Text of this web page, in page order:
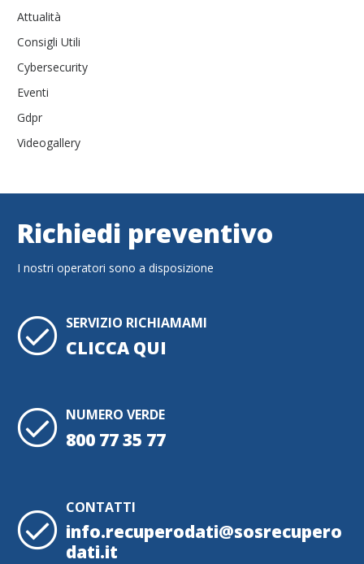
Attualità
Consigli Utili
Cybersecurity
Eventi
Gdpr
Videogallery
Richiedi preventivo
I nostri operatori sono a disposizione
SERVIZIO RICHIAMAMI
CLICCA QUI
NUMERO VERDE
800 77 35 77
CONTATTI
info.recuperodati@sosrecupero
dati.it